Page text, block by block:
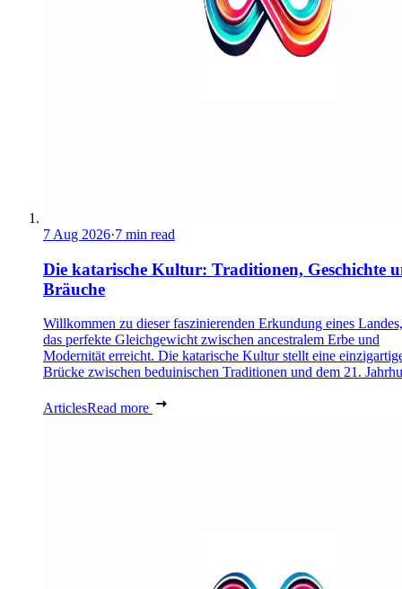
7 Aug 2026·7 min read
Die katarische Kultur: Traditionen, Geschichte
Bräuche
Willkommen zu dieser faszinierenden Erkundung eines
das perfekte Gleichgewicht zwischen ancestralem Erbe und
Modernität erreicht. Die katarische Kultur stellt eine
Brücke zwischen beduinischen Traditionen und dem 21.
ArticlesRead more